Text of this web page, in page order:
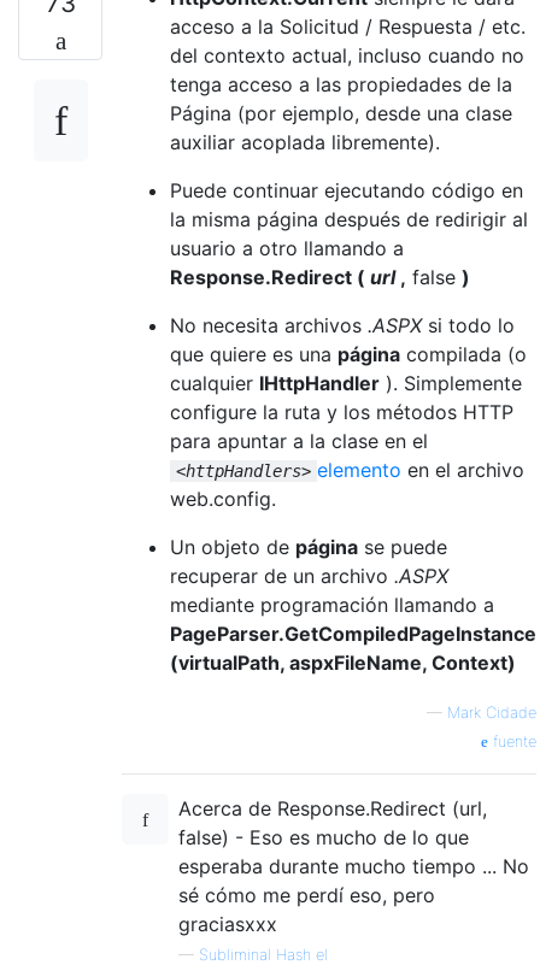
acceso a la Solicitud / Respuesta / etc.
del contexto actual, incluso cuando no
tenga acceso a las propiedades de la
Página (por ejemplo, desde una clase
auxiliar acoplada libremente).
Puede continuar ejecutando código en
la misma página después de redirigir al
usuario a otro llamando a
Response.Redirect ( url, false )
No necesita archivos .ASPXsi todo lo
que quiere es una página compilada (o
cualquier IHttpHandler ). Simplemente
configure la ruta y los métodos HTTP
para apuntar a la clase en el
<httpHandlers> elemento en el archivo
web.config.
Un objeto de página se puede
recuperar de un archivo .ASPX
mediante programación llamando a
PageParser.GetCompiledPageInstance
(virtualPath, aspxFileName, Context)
— Mark Cidade
fuente
Acerca de Response.Redirect (url,
false) - Eso es mucho de lo que
esperaba durante mucho tiempo ... No
sé cómo me perdí eso, pero
graciasxxx
— Subliminal Hash el